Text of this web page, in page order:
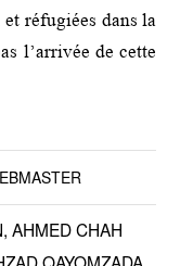
réfugiées dans la
l’arrivée de cette
, AHMED CHAH